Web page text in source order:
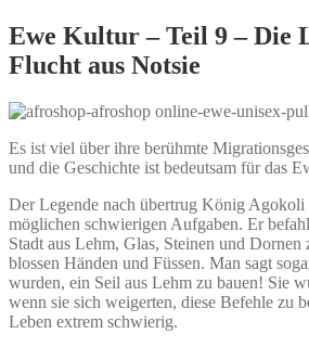
Ewe Kultur – Teil 9 – Die
Flucht aus Notsie
Es ist viel über ihre berühmte
und die Geschichte ist bedeutsam für das
Der Legende nach übertrug König
möglichen schwierigen Aufgaben. Er
Stadt aus Lehm, Glas, Steinen und Dornen
blossen Händen und Füssen. Man sagt
wurden, ein Seil aus Lehm zu bauen! Sie
wenn sie sich weigerten, diese Befehle zu
Leben extrem schwierig.